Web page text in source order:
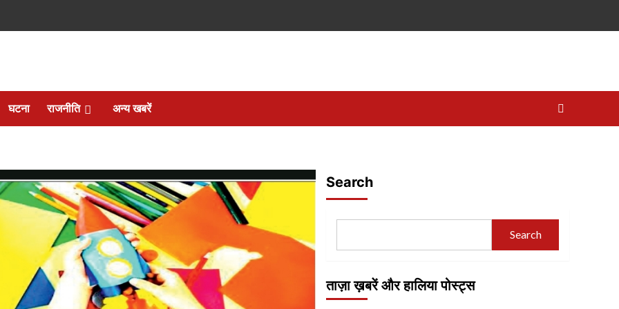
घटना राजनीति अन्य खबरें
Search
Search
ताज़ा ख़बरें और हालिया पोस्ट्स